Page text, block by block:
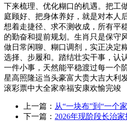
下来梳理、优化糊口的机遇。把工
庭顾好、把身体养好，就是对本人
想着走捷径、求不测收成，所有平
的勤奋和提前规划。生肖只是保守
做日常闲聊、糊口调剂，实正决定
选择、步履和。踏结壮实干事，认
一件小事，天然能平稳渡过每一个
星高照隆运当头豪富大贵大吉大利
滚彩票中大全家幸福安康欢愉完竣
上一篇： 从“一块布”到“一个
下一篇： 2026年现阶段长治